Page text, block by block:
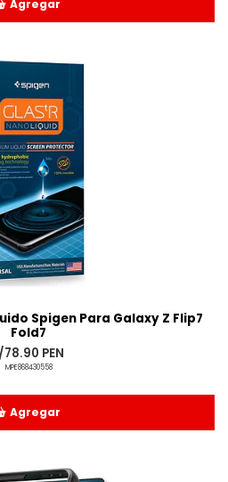
Agregar
Spigen Para Galaxy Z Flip7
Fold7
78.90 PEN
MPE868430558
Agregar